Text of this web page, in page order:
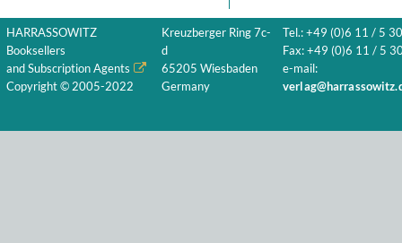
HARRASSOWITZ
Booksellers
and Subscription Agents
Copyright © 2005-2022
Kreuzberger Ring 7c-
d
65205 Wiesbaden
Germany
Tel.: +49 (0)6 11 / 5
Fax: +49 (0)6 11 / 5
e-mail: